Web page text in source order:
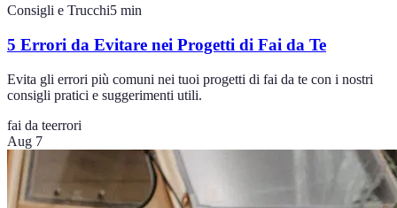
Consigli e Trucchi5 min
5 Errori da Evitare nei Progetti di Fai da Te
Evita gli errori più comuni nei tuoi progetti di fai da te con i nostri
consigli pratici e suggerimenti utili.
fai da teerrori
Aug 7